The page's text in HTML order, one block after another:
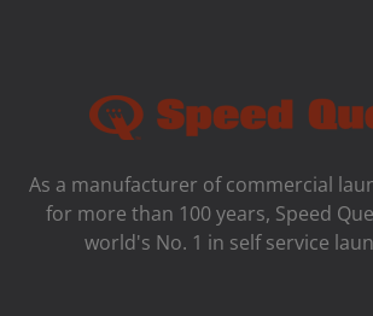
As a manufacturer of commercial
for more than 100 years, Speed
world's No. 1 in self service